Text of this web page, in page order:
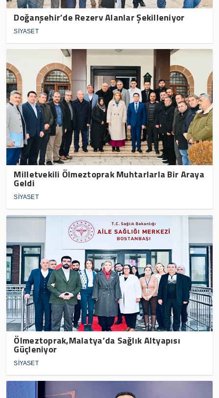
Doğanşehir’de Rezerv Alanlar Şekilleniyor
SİYASET
Milletvekili Ölmeztoprak Muhtarlarla Bir Araya
Geldi
SİYASET
Ölmeztoprak,Malatya’da Sağlık Altyapısı
Güçleniyor
SİYASET